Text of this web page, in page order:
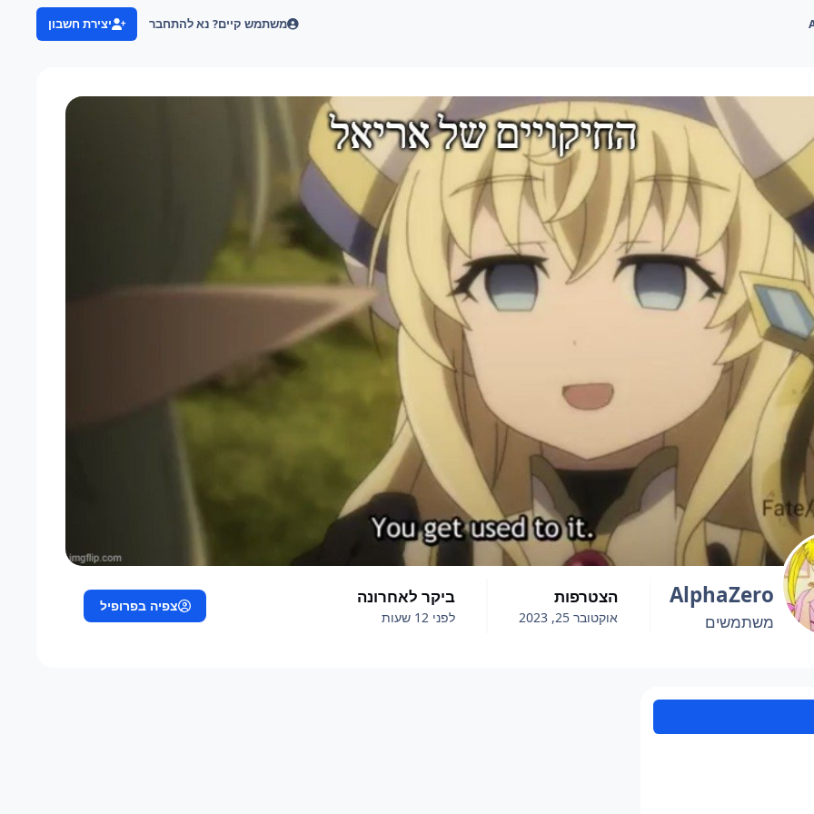
משתמש קיים? נא להתחבר יצירת חשבון
AlphaZero
משתמשים
הצטרפות
אוקטובר 25, 2023
ביקר לאחרונה
לפני 12 שעות
צפיה בפרופיל